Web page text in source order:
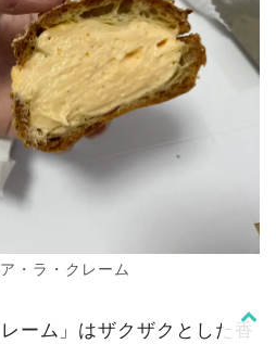
・ラ・クレーム
ーム」はザクザクとした香